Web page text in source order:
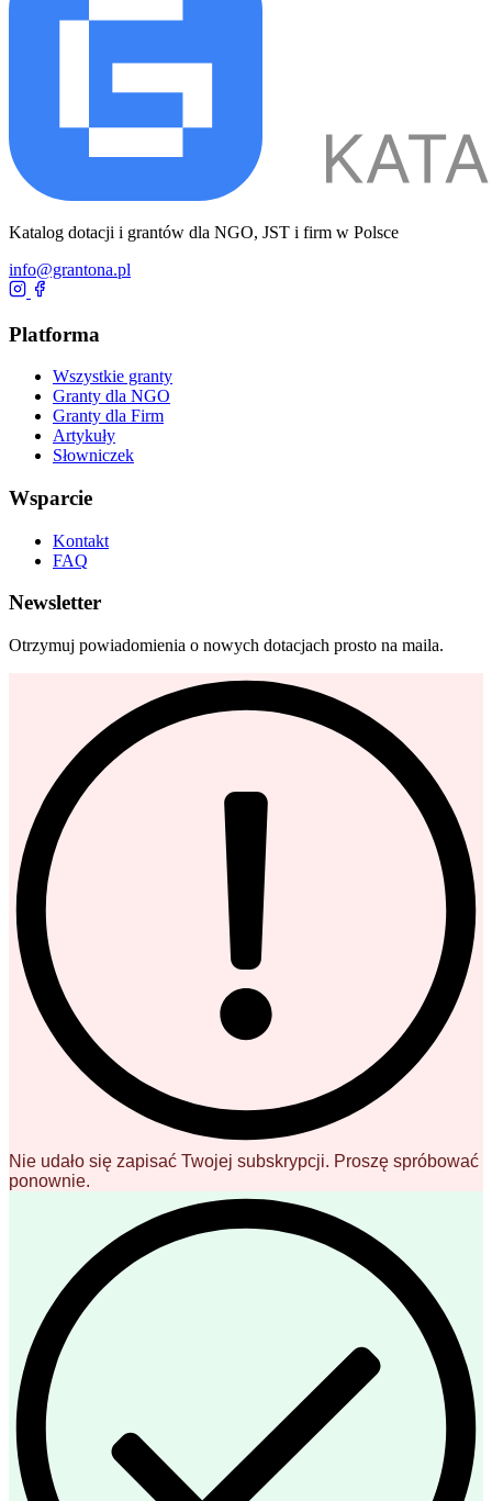
Katalog dotacji i grantów dla NGO, JST i firm w Polsce
info@grantona.pl
Platforma
Wszystkie granty
Granty dla NGO
Granty dla Firm
Artykuły
Słowniczek
Wsparcie
Kontakt
FAQ
Newsletter
Otrzymuj powiadomienia o nowych dotacjach prosto na maila.
Nie udało się zapisać Twojej subskrypcji. Proszę spróbować
ponownie.